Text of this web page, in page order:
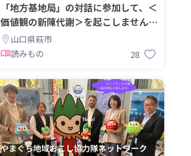
「地方基地局」の対話に参加して、＜
価値観の新陳代謝＞を起こしません
か？山口県萩市
読みもの
28